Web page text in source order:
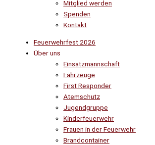
Mitglied werden
Spenden
Kontakt
Feuerwehrfest 2026
Über uns
Einsatzmannschaft
Fahrzeuge
First Responder
Atemschutz
Jugendgruppe
Kinderfeuerwehr
Frauen in der Feuerwehr
Brandcontainer